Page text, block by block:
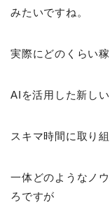
みたいですね。
実際にどのくらい
AIを活用した新し
スキマ時間に取り
一体どのようなノ
ろですが